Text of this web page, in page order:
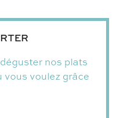
nos plats
vous voulez grâce